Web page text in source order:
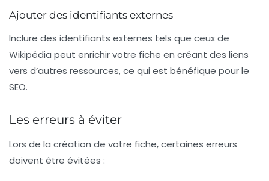
Ajouter des identifiants externes
Inclure des identifiants externes tels que ceux de
Wikipédia peut enrichir votre fiche en créant des liens
vers d’autres ressources, ce qui est bénéfique pour le
SEO.
Les erreurs à éviter
Lors de la création de votre fiche, certaines erreurs
doivent être évitées :